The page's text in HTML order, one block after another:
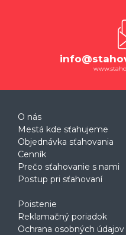
O nás
Mestá kde sťahujeme
Objednávka sťahovania
Cenník
Prečo sťahovanie s nami
Postup pri sťahovaní
Poistenie
Reklamačný poriadok
Ochrana osobných údajov